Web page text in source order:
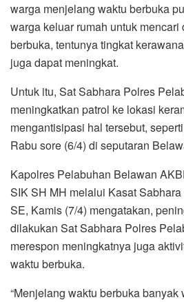
warga menjelang waktu berbuka
warga keluar rumah untuk
berbuka, tentunya tingkat
juga dapat meningkat.
Untuk itu, Sat Sabhara Polres
meningkatkan patrol ke lokasi
mengantisipasi hal tersebut,
Rabu sore (6/4) di seputaran
Kapolres Pelabuhan Belawan
SIK SH MH melalui Kasat
SE, Kamis (7/4) mengatakan,
dilakukan Sat Sabhara Polres
merespon meningkatnya juga
waktu berbuka.
“Menjelang waktu berbuka banyak